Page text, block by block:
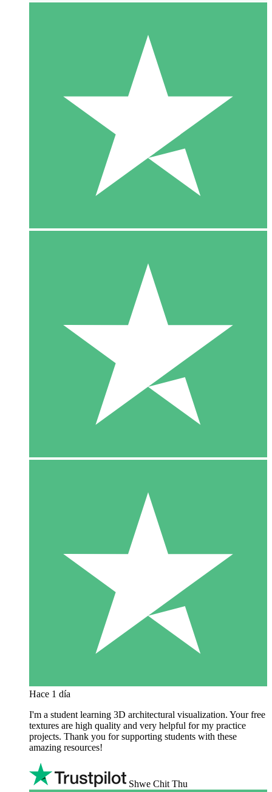
Hace 1 día
I'm a student learning 3D architectural visualization. Your free
textures are high quality and very helpful for my practice
projects. Thank you for supporting students with these
amazing resources!
Shwe Chit Thu